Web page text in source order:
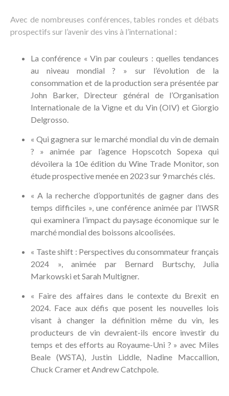
Avec de nombreuses conférences, tables rondes et débats
prospectifs sur l’avenir des vins à l’international :
La conférence « Vin par couleurs : quelles tendances
au niveau mondial ? » sur l’évolution de la
consommation et de la production sera présentée par
John Barker, Directeur général de l’Organisation
Internationale de la Vigne et du Vin (OIV) et Giorgio
Delgrosso.
« Qui gagnera sur le marché mondial du vin de demain
? » animée par l’agence Hopscotch Sopexa qui
dévoilera la 10e édition du Wine Trade Monitor, son
étude prospective menée en 2023 sur 9 marchés clés.
« A la recherche d’opportunités de gagner dans des
temps difficiles », une conférence animée par l’IWSR
qui examinera l’impact du paysage économique sur le
marché mondial des boissons alcoolisées.
« Taste shift : Perspectives du consommateur français
2024 », animée par Bernard Burtschy, Julia
Markowski et Sarah Multigner.
« Faire des affaires dans le contexte du Brexit en
2024. Face aux défis que posent les nouvelles lois
visant à changer la définition même du vin, les
producteurs de vin devraient-ils encore investir du
temps et des efforts au Royaume-Uni ? » avec Miles
Beale (WSTA), Justin Liddle, Nadine Maccallion,
Chuck Cramer et Andrew Catchpole.